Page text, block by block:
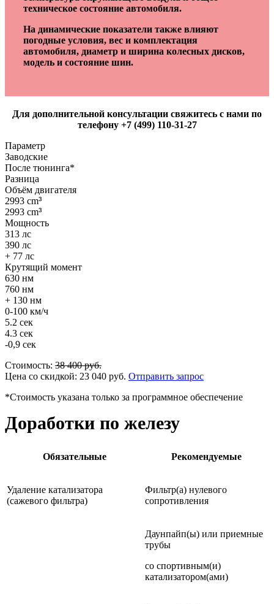
техническое состояние автомобиля.
На динамические показатели также влияют
погодные условия, вес и комплектация
автомобиля, диаметр и ширина колесных дисков,
модель и состояние шин.
Для дополнительной консультации свяжитесь с нами по
телефону +7 (499) 110-31-27
Параметр
Заводские
После тюнинга*
Разница
Объём двигателя
2993 cm³
2993 cm³
Мощность
313 лс
390 лс
+ 77 лс
Крутящий момент
630 нм
760 нм
+ 130 нм
0-100 км/ч
5.2 сек
4.3 сек
-0,9 сек
Стоимость: 38 400руб.
Цена со скидкой: 23 040 руб. Отправить запрос
*Стоимость указана только за программное обеспечение
Доработки по железу
Обязательные Рекомендуемые
Удаление катализатора
(сажевого фильтра)
Фильтр(а) нулевого
сопротивления
Даунпайп(ы) или приемные
трубы
со спортивным(и)
катализатором(ами)